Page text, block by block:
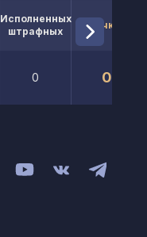
Исполненных
штрафных
Очки
0 0